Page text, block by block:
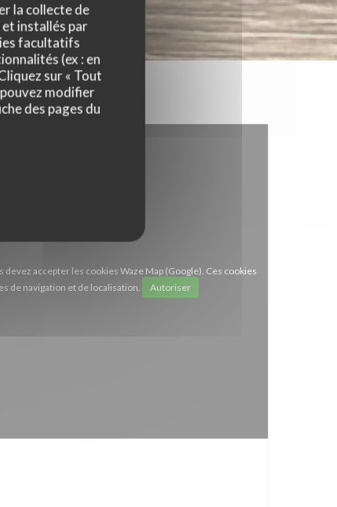
la collecte de
installés par
facultatifs
(ex : en
sur « Tout
modifier
des pages du
accepter les cookies Waze Map (Google). Ces cookies
de navigation et de localisation.
Autoriser